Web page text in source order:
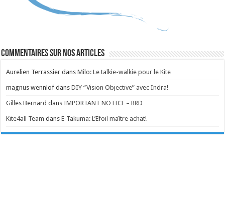
Commentaires sur nos articles
Aurelien Terrassier dansMilo: Le talkie-walkie pour le Kite
magnus wennlof dansDIY “Vision Objective” avec Indra!
Gilles Bernard dansIMPORTANT NOTICE – RRD
Kite4all Team dansE-Takuma: L’Efoil maître achat!